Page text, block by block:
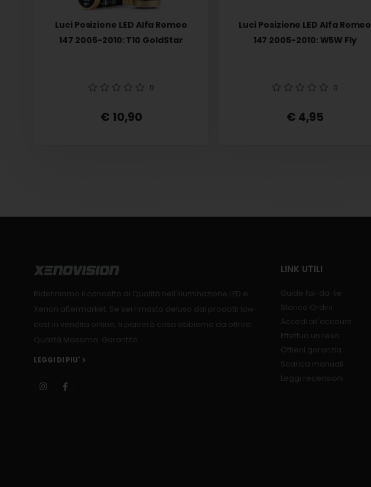
Luci Posizione LED Alfa Romeo
147 2005-2010: T10 GoldStar
0
€ 10,90
Luci Posizione LED Alfa Romeo
147 2005-2010: W5W Fly
0
€ 4,95
Ridefiniamo il concetto di Qualità nell'illuminazione LED e
Xenon aftermarket. Se sei rimasto deluso dai prodotti low-
cost in vendita online, ti piacerà cosa abbiamo da offrire:
Qualità Massima. Garantito.
LEGGI DI PIU'
LINK UTILI
Guide fai-da-te
Storico Ordini
Accedi all'account
Effettua un reso
Ottieni garanzia
Scarica manuali
Leggi recensioni